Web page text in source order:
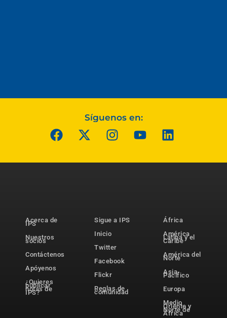
Síguenos en:
Acerca de
IPS
Nuestros
socios
Contáctenos
Apóyenos
¿Quieres
publicar
notas de
IPS?
Sigue a IPS
Inicio
Twitter
Facebook
Flickr
Reglas de
comunidad
África
América
Latina y el
Caribe
América del
Norte
Asia-
Pacífico
Europa
Medio
Oriente y
Norte de
África